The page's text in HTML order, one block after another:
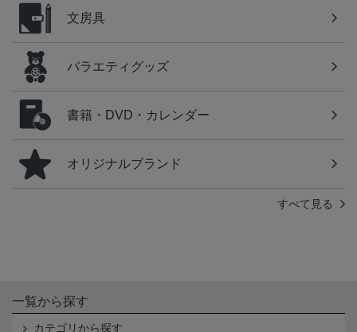
文房具
バラエティグッズ
書籍・DVD・カレンダー
オリジナルブランド
すべて見る
一覧から探す
カテゴリから探す